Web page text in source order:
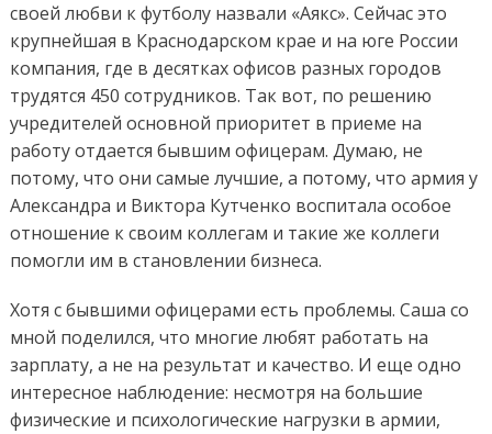
своей любви к футболу назвали «Аякс». Сейчас это
крупнейшая в Краснодарском крае и на юге России
компания, где в десятках офисов разных городов
трудятся 450 сотрудников. Так вот, по решению
учредителей основной приоритет в приеме на
работу отдается бывшим офицерам. Думаю, не
потому, что они самые лучшие, а потому, что армия у
Александра и Виктора Кутченко воспитала особое
отношение к своим коллегам и такие же коллеги
помогли им в становлении бизнеса.
Хотя с бывшими офицерами есть проблемы. Саша со
мной поделился, что многие любят работать на
зарплату, а не на результат и качество. И еще одно
интересное наблюдение: несмотря на большие
физические и психологические нагрузки в армии,